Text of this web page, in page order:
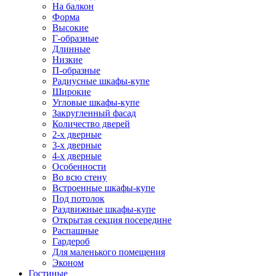
На балкон
Форма
Высокие
Г-образные
Длинные
Низкие
П-образные
Радиусные шкафы-купе
Широкие
Угловые шкафы-купе
Закругленный фасад
Количество дверей
2-х дверные
3-х дверные
4-х дверные
Особенности
Во всю стену
Встроенные шкафы-купе
Под потолок
Раздвижные шкафы-купе
Открытая секция посередине
Распашные
Гардероб
Для маленького помещения
Эконом
Гостиные